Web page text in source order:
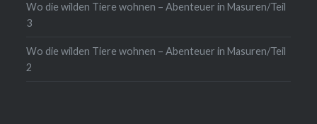
Wo die wilden Tiere wohnen – Abenteuer in Masuren/Teil
3
Wo die wilden Tiere wohnen – Abenteuer in Masuren/Teil
2